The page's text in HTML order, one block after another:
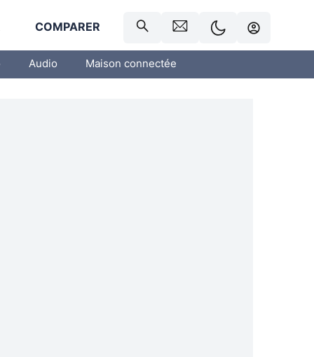
COMPARER
Audio Maison connectée